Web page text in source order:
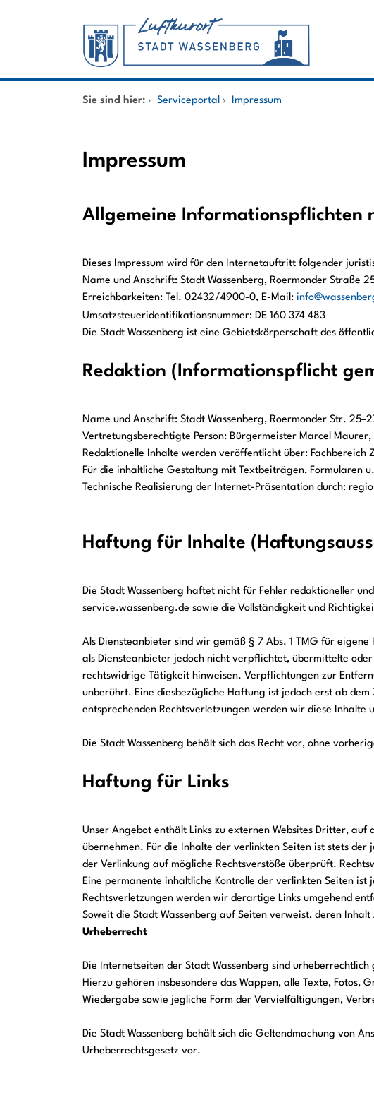
Startseite
Mitarbeitende A-Z
Sie sind hier: › Serviceportal › Impressum
Impressum
Allgemeine Informationspflichten
Dieses Impressum wird für den Internetauftritt folgender
Name und Anschrift: Stadt Wassenberg, Roermonder Straße
Erreichbarkeiten: Tel. 02432/4900-0, E-Mail:
Umsatzsteueridentifikationsnummer: DE 160 374 483
Die Stadt Wassenberg ist eine Gebietskörperschaft des
Redaktion (Informationspflicht
Name und Anschrift: Stadt Wassenberg, Roermonder Str.
Vertretungsberechtigte Person: Bürgermeister Marcel
Redaktionelle Inhalte werden veröffentlicht über:
Für die inhaltliche Gestaltung mit Textbeiträgen, Formularen
Technische Realisierung der Internet-Präsentation durch:
Haftung für Inhalte
Die Stadt Wassenberg haftet nicht für Fehler redaktioneller
service.wassenberg.de sowie die Vollständigkeit und
Als Diensteanbieter sind wir gemäß § 7 Abs. 1 TMG für
als Diensteanbieter jedoch nicht verpflichtet, übermittelte
rechtswidrige Tätigkeit hinweisen. Verpflichtungen zur
unberührt. Eine diesbezügliche Haftung ist jedoch erst ab
entsprechenden Rechtsverletzungen werden wir diese Inhalte
Die Stadt Wassenberg behält sich das Recht vor, ohne
Haftung für Links
Unser Angebot enthält Links zu externen Websites Dritter,
übernehmen. Für die Inhalte der verlinkten Seiten ist stets
der Verlinkung auf mögliche Rechtsverstöße überprüft.
Eine permanente inhaltliche Kontrolle der verlinkten Seiten
Rechtsverletzungen werden wir derartige Links umgehend
Soweit die Stadt Wassenberg auf Seiten verweist, deren
Urheberrecht
Die Internetseiten der Stadt Wassenberg sind urheberrechtlich
Hierzu gehören insbesondere das Wappen, alle Texte, Fotos,
Wiedergabe sowie jegliche Form der Vervielfältigungen,
Die Stadt Wassenberg behält sich die Geltendmachung von
Urheberrechtsgesetz vor.